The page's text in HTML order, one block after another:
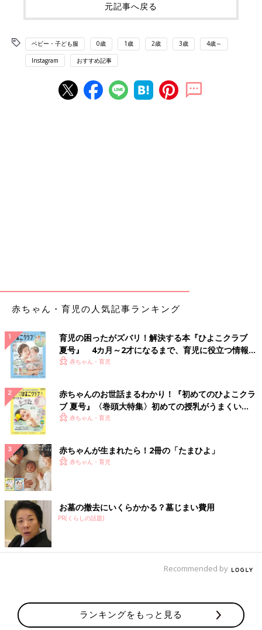
元記事へ戻る
ベビー・子ども服 0歳 1歳 2歳 3歳 4歳～
Instagram おすすめ記事
赤ちゃん・育児の人気記事ランキング
育児の困ったがズバリ！解決する本『ひよこクラブ
夏号』 4カ月～2才になるまで、育児に役立つ情報が
いっぱい！
赤ちゃん・育児
赤ちゃんのお世話まるわかり！『初めてのひよこクラ
ブ 夏号』〈巻頭大特集〉初めての授乳がうまくい
く！ おっぱい・ミルクの基本と夏のトラブル 解決テ
赤ちゃん・育児
赤ちゃんが生まれたら！2冊の「たまひよ」
赤ちゃん・育児
お墓の撤去にいくらかかる？墓じまい費用
PR(くらしの話題)
Recommended by
ランキングをもっと見る